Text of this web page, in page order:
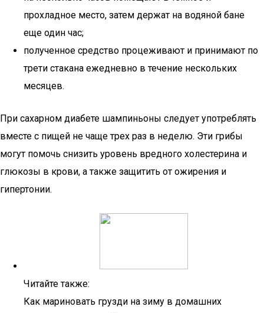
прохладное место, затем держат на водяной бане
еще один час;
полученное средство процеживают и принимают по
трети стакана ежедневно в течение нескольких
месяцев.
При сахарном диабете шампиньоны следует употреблять
вместе с пищей не чаще трех раз в неделю. Эти грибы
могут помочь снизить уровень вредного холестерина и
глюкозы в крови, а также защитить от ожирения и
гипертонии.
Читайте также:
Как мариновать грузди на зиму в домашних